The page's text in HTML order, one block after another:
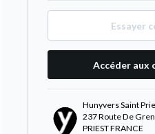
Essayer
Accéder aux
Hunyvers Saint
237 Route De
PRIEST FRANCE